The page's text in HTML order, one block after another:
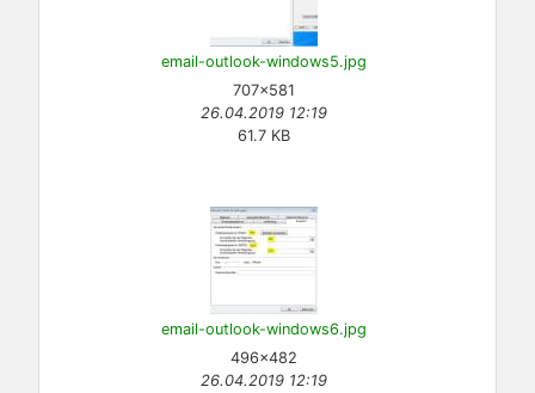
email-outlook-windows5.jpg
707×581
26.04.2019 12:19
61.7 KB
email-outlook-windows6.jpg
496×482
26.04.2019 12:19